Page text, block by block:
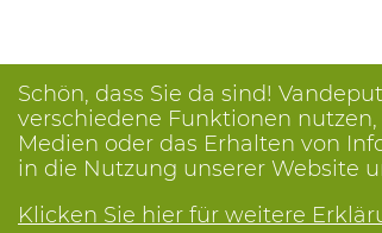
Schön, dass Sie da sind!
verschiedene Funktionen
Medien oder das Erhalten von
in die Nutzung unserer Website
Klicken Sie hier für weitere